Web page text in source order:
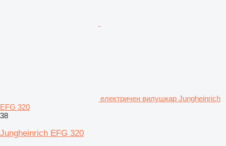
електричен вилушкар Jungheinrich
EFG 320
38
Jungheinrich EFG 320